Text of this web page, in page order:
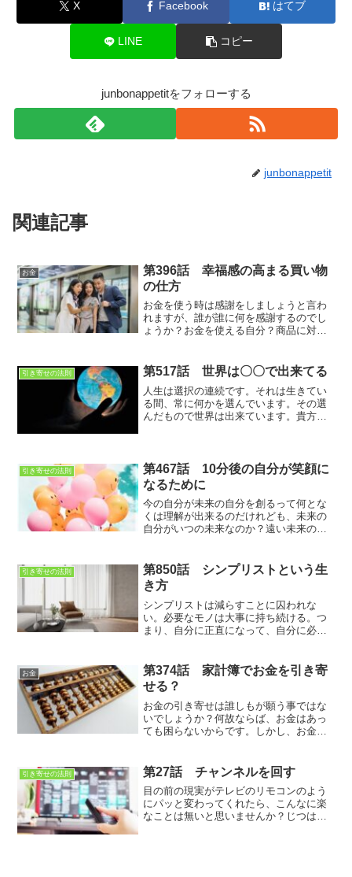
X Facebook はてブ
LINE コピー
junbonappetitをフォローする
junbonappetit
関連記事
お金
第396話 幸福感の高まる買い物
の仕方
お金を使う時は感謝をしましょうと言わ
れますが、誰が誰に何を感謝するのでし
ょうか？お金を使える自分？商品に対し
い。みんな受け売りという事ですね。
引き寄せの法則 第517話 世界は〇〇で出来てる
人生は選択の連続です。それは生きてい
る間、常に何かを選んでいます。その選
んだもので世界は出来ています。貴方の
引き寄せの法則
第467話 10分後の自分が笑顔に
なるために
今の自分が未来の自分を創るって何とな
くは理解が出来るのだけれども、未来の
自分がいつの未来なのか？遠い未来の自
今、やるか？やらないか？の選択を強い
られるわけです
引き寄せの法則
第850話 シンプリストという生
き方
シンプリストは減らすことに囚われな
い。必要なモノは大事に持ち続ける。つ
まり、自分に正直になって、自分に必要
お金
第374話 家計簿でお金を引き寄
せる？
お金の引き寄せは誰しもが願う事ではな
いでしょうか？何故ならば、お金はあっ
ても困らないからです。しかし、お金そ
ことなのかも知れませんね。お金を自由
に使うためには、まず「アレ」をしまし
ょう。
引き寄せの法則 第27話 チャンネルを回す
目の前の現実がテレビのリモコンのよう
にパッと変わってくれたら、こんなに楽
なことは無いと思いませんか？じつは、